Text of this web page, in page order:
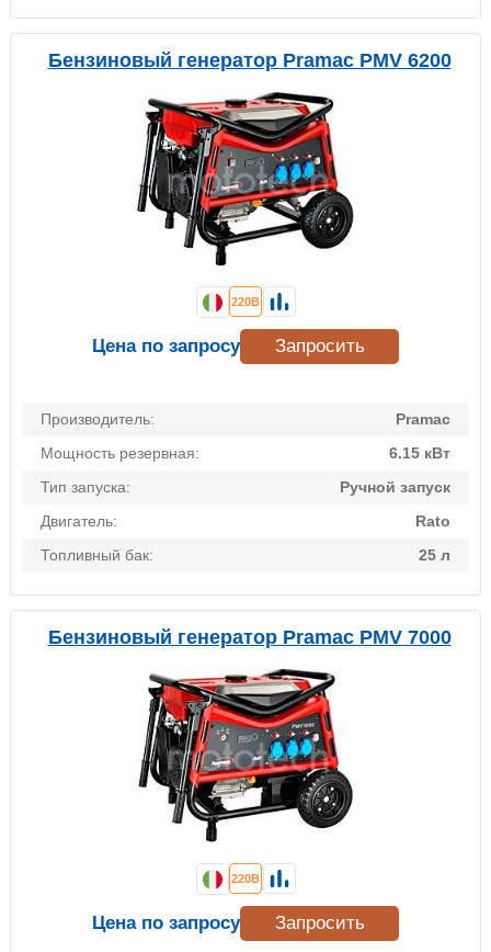
Бензиновый генератор Pramac PMV 6200
Производитель:
Pramac
Мощность резервная:
6.15 кВт
Тип запуска:
Ручной запуск
Двигатель:
Rato
Топливный бак:
25 л
220В
Цена по запросу Запросить
Бензиновый генератор Pramac PMV 7000
220В
Цена по запросу Запросить